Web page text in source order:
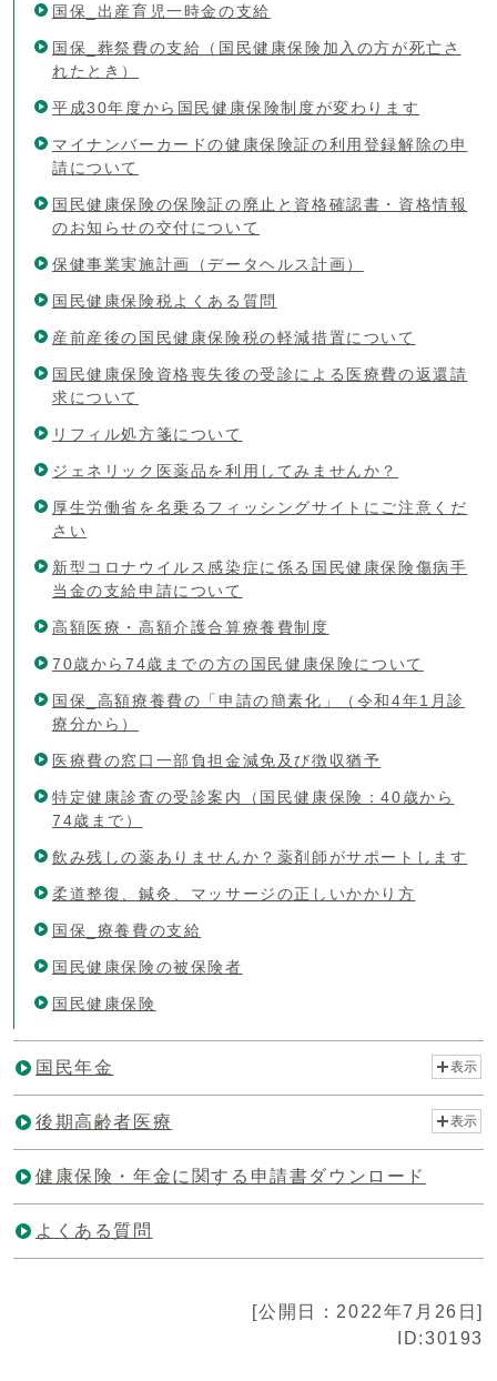
国保_出産育児一時金の支給
国保_葬祭費の支給（国民健康保険加入の方が死亡さ
れたとき）
平成30年度から国民健康保険制度が変わります
マイナンバーカードの健康保険証の利用登録解除の申
請について
国民健康保険の保険証の廃止と資格確認書・資格情報
のお知らせの交付について
保健事業実施計画（データヘルス計画）
国民健康保険税よくある質問
産前産後の国民健康保険税の軽減措置について
国民健康保険資格喪失後の受診による医療費の返還請
求について
リフィル処方箋について
ジェネリック医薬品を利用してみませんか？
厚生労働省を名乗るフィッシングサイトにご注意くだ
さい
新型コロナウイルス感染症に係る国民健康保険傷病手
当金の支給申請について
高額医療・高額介護合算療養費制度
70歳から74歳までの方の国民健康保険について
国保_高額療養費の「申請の簡素化」（令和4年1月診
療分から）
医療費の窓口一部負担金減免及び徴収猶予
特定健康診査の受診案内（国民健康保険：40歳から
74歳まで）
飲み残しの薬ありませんか？薬剤師がサポートします
柔道整復、鍼灸、マッサージの正しいかかり方
国保_療養費の支給
国民健康保険の被保険者
国民健康保険
国民年金 表示
後期高齢者医療 表示
健康保険・年金に関する申請書ダウンロード
よくある質問
[公開日：2022年7月26日]
ID:30193